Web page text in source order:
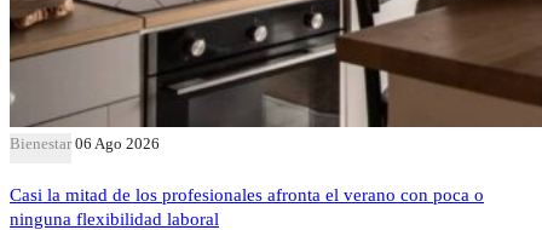
Bienestar 06 Ago 2026
Casi la mitad de los profesionales afronta el verano con poca o
ninguna flexibilidad laboral